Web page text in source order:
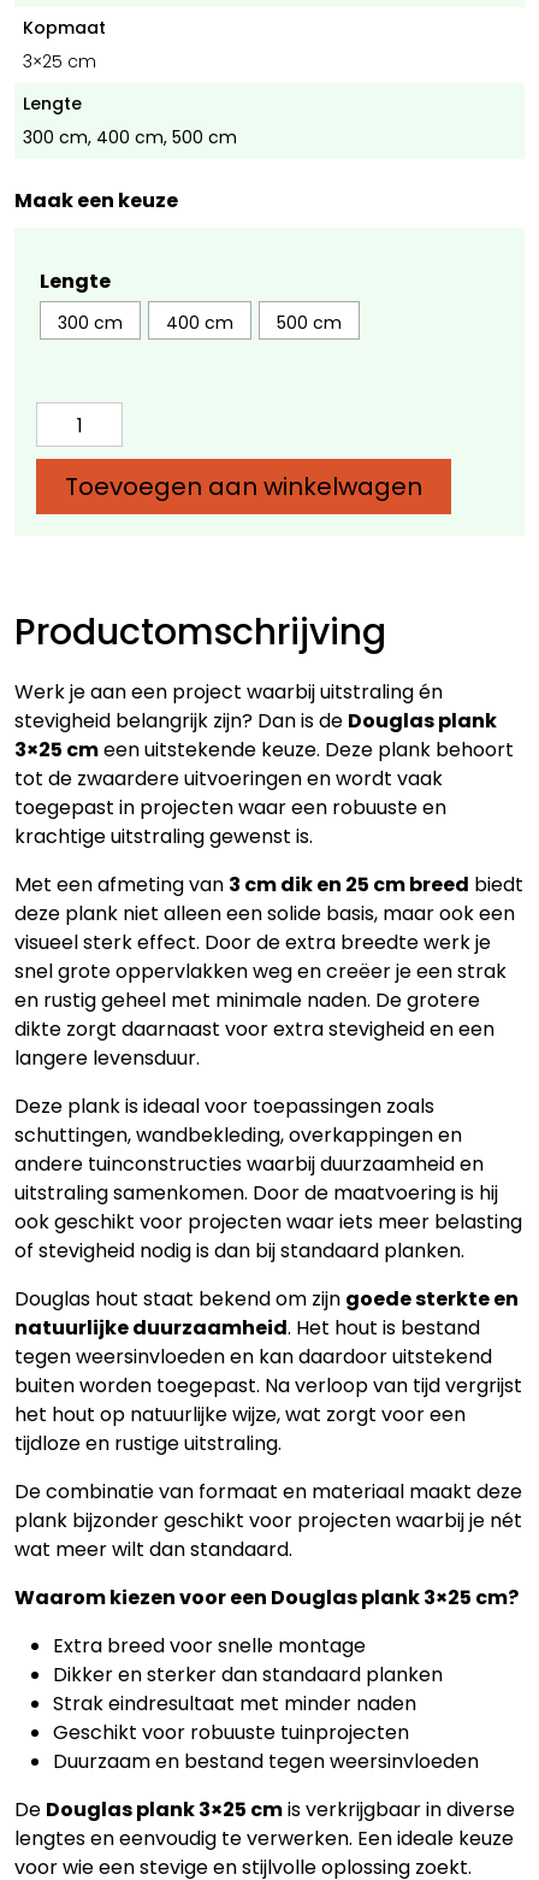
Kopmaat
3×25 cm
Lengte
300 cm, 400 cm, 500 cm
Maak een keuze
Lengte
300 cm 400 cm 500 cm
Douglas
plank
3x25
aantal
Toevoegen aan winkelwagen
Productomschrijving
Werk je aan een project waarbij uitstraling én
stevigheid belangrijk zijn? Dan is de Douglas plank
3×25 cmeen uitstekende keuze. Deze plank behoort
tot de zwaardere uitvoeringen en wordt vaak
toegepast in projecten waar een robuuste en
krachtige uitstraling gewenst is.
Met een afmeting van 3 cm dik en 25 cm breed biedt
deze plank niet alleen een solide basis, maar ook een
visueel sterk effect. Door de extra breedte werk je
snel grote oppervlakken weg en creëer je een strak
en rustig geheel met minimale naden. De grotere
dikte zorgt daarnaast voor extra stevigheid en een
langere levensduur.
Deze plank is ideaal voor toepassingen zoals
schuttingen, wandbekleding, overkappingen en
andere tuinconstructies waarbij duurzaamheid en
uitstraling samenkomen. Door de maatvoering is hij
ook geschikt voor projecten waar iets meer belasting
of stevigheid nodig is dan bij standaard planken.
Douglas hout staat bekend om zijn goede sterkte en
natuurlijke duurzaamheid. Het hout is bestand
tegen weersinvloeden en kan daardoor uitstekend
buiten worden toegepast. Na verloop van tijd vergrijst
het hout op natuurlijke wijze, wat zorgt voor een
tijdloze en rustige uitstraling.
De combinatie van formaat en materiaal maakt deze
plank bijzonder geschikt voor projecten waarbij je nét
wat meer wilt dan standaard.
Waarom kiezen voor een Douglas plank 3×25 cm?
Extra breed voor snelle montage
Dikker en sterker dan standaard planken
Strak eindresultaat met minder naden
Geschikt voor robuuste tuinprojecten
Duurzaam en bestand tegen weersinvloeden
De Douglas plank 3×25 cmis verkrijgbaar in diverse
lengtes en eenvoudig te verwerken. Een ideale keuze
voor wie een stevige en stijlvolle oplossing zoekt.